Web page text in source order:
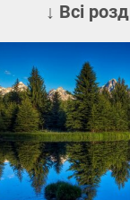
↓ Всі